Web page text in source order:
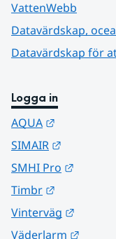
VattenWebb
Datavärdskap,
Datavärdskap för
Logga in
AQUA
SIMAIR
SMHI Pro
Timbr
Vinterväg
Väderlarm